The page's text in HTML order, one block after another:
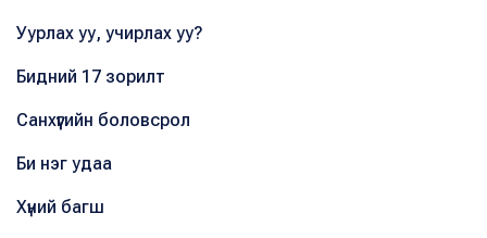
Уурлах уу, учирлах уу?
Бидний 17 зорилт
Санхүүгийн боловсрол
Би нэг удаа
Хүний багш